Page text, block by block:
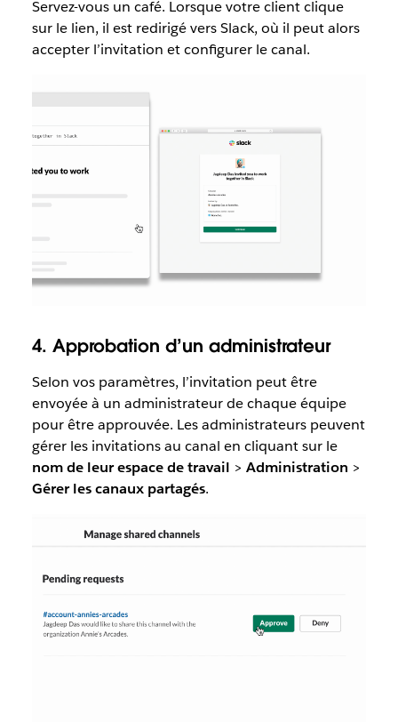
Servez-vous un café. Lorsque votre client clique
sur le lien, il est redirigé vers Slack, où il peut alors
accepter l’invitation et configurer le canal.
4. Approbation d’un administrateur
Selon vos paramètres, l’invitation peut être
envoyée à un administrateur de chaque équipe
pour être approuvée. Les administrateurs peuvent
gérer les invitations au canal en cliquant sur le
nom de leur espace de travail > Administration >
Gérerles canauxpartagés.